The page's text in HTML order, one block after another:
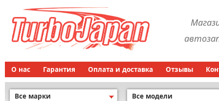
О нас Гарантия Оплата и доставка Отзывы
Все марки Все модели